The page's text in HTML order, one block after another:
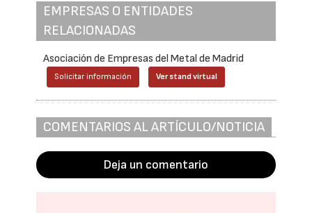
EMPRESAS O ENTIDADES
RELACIONADAS
Asociación de Empresas del Metal de Madrid
Solicitar información Ver stand virtual
COMENTARIOS AL ARTÍCULO/NOTICIA
Deja un comentario